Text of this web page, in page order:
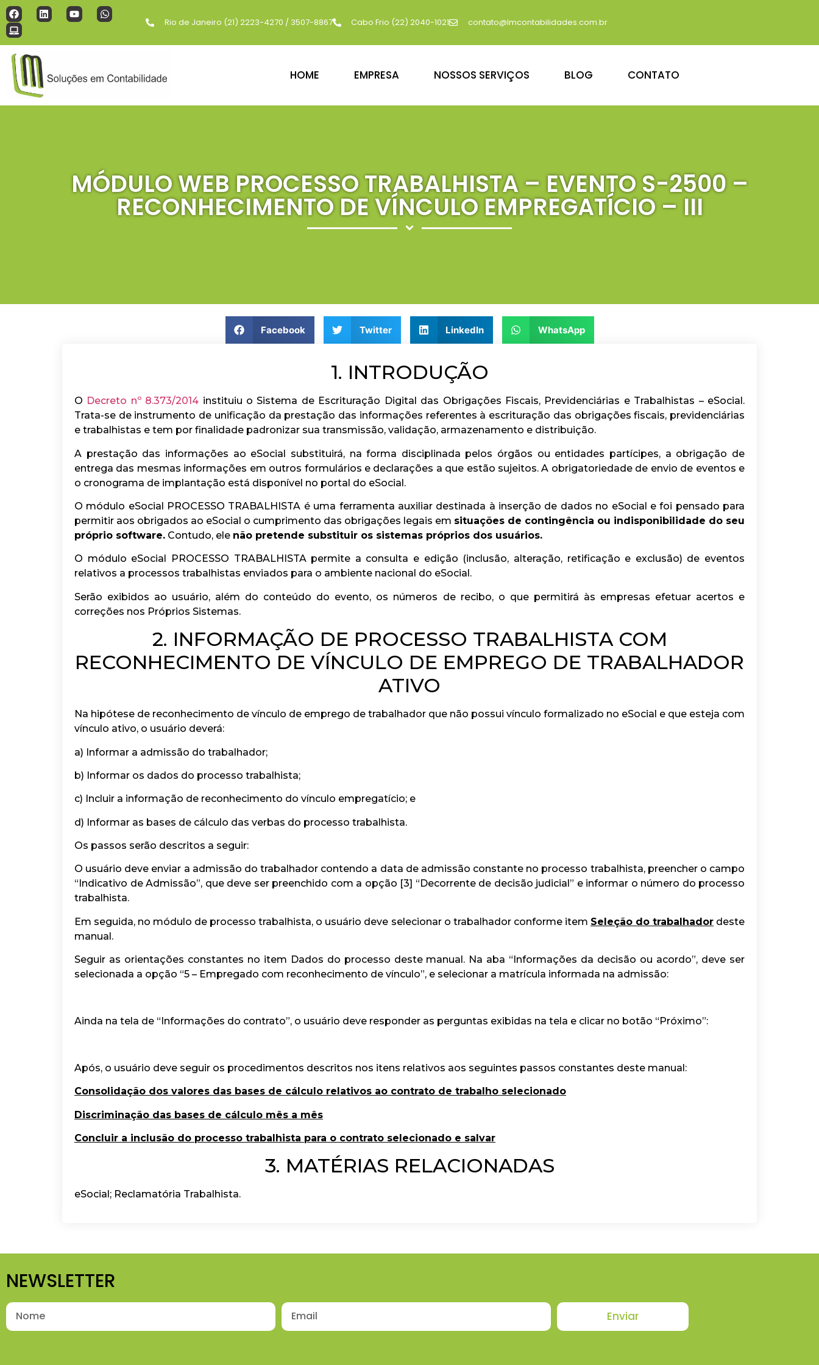
Rio de Janeiro (21) 2223-4270 / 3507-8867 Cabo Frio (22) 2040-1021 contato@lmcontabilidades.com.br
HOME EMPRESA NOSSOS SERVIÇOS BLOG CONTATO
MÓDULO WEB PROCESSO TRABALHISTA – EVENTO S-2500 –
RECONHECIMENTO DE VÍNCULO EMPREGATÍCIO – III
Facebook Twitter LinkedIn WhatsApp
1. INTRODUÇÃO
O Decreto nº 8.373/2014 instituiu o Sistema de Escrituração Digital das Obrigações Fiscais, Previdenciárias e Trabalhistas – eSocial.
Trata-se de instrumento de unificação da prestação das informações referentes à escrituração das obrigações fiscais, previdenciárias
e trabalhistas e tem por finalidade padronizar sua transmissão, validação, armazenamento e distribuição.
A prestação das informações ao eSocial substituirá, na forma disciplinada pelos órgãos ou entidades partícipes, a obrigação de
entrega das mesmas informações em outros formulários e declarações a que estão sujeitos. A obrigatoriedade de envio de eventos e
o cronograma de implantação está disponível no portal do eSocial.
O módulo eSocial PROCESSO TRABALHISTA é uma ferramenta auxiliar destinada à inserção de dados no eSocial e foi pensado para
permitir aos obrigados ao eSocial o cumprimento das obrigações legais em situações de contingência ou indisponibilidade do seu
próprio software. Contudo, ele não pretende substituir os sistemas próprios dos usuários.
O módulo eSocial PROCESSO TRABALHISTA permite a consulta e edição (inclusão, alteração, retificação e exclusão) de eventos
relativos a processos trabalhistas enviados para o ambiente nacional do eSocial.
Serão exibidos ao usuário, além do conteúdo do evento, os números de recibo, o que permitirá às empresas efetuar acertos e
correções nos Próprios Sistemas.
2. INFORMAÇÃO DE PROCESSO TRABALHISTA COM
RECONHECIMENTO DE VÍNCULO DE EMPREGO DE TRABALHADOR
ATIVO
Na hipótese de reconhecimento de vínculo de emprego de trabalhador que não possui vínculo formalizado no eSocial e que esteja com
vínculo ativo, o usuário deverá:
a) Informar a admissão do trabalhador;
b) Informar os dados do processo trabalhista;
c) Incluir a informação de reconhecimento do vínculo empregatício; e
d) Informar as bases de cálculo das verbas do processo trabalhista.
Os passos serão descritos a seguir:
O usuário deve enviar a admissão do trabalhador contendo a data de admissão constante no processo trabalhista, preencher o campo
“Indicativo de Admissão”, que deve ser preenchido com a opção [3] “Decorrente de decisão judicial” e informar o número do processo
trabalhista.
Em seguida, no módulo de processo trabalhista, o usuário deve selecionar o trabalhador conforme item Seleção do trabalhadordeste
manual.
Seguir as orientações constantes no item Dados do processo deste manual. Na aba “Informações da decisão ou acordo”, deve ser
selecionada a opção “5 – Empregado com reconhecimento de vínculo”, e selecionar a matrícula informada na admissão:
Ainda na tela de “Informações do contrato”, o usuário deve responder as perguntas exibidas na tela e clicar no botão “Próximo”:
Após, o usuário deve seguir os procedimentos descritos nos itens relativos aos seguintes passos constantes deste manual:
Consolidação dos valores das bases de cálculo relativos ao contrato de trabalho selecionado
Discriminação das bases de cálculo mês a mês
Concluir a inclusão do processo trabalhista para o contrato selecionado e salvar
3. MATÉRIAS RELACIONADAS
eSocial; Reclamatória Trabalhista.
NEWSLETTER
Enviar